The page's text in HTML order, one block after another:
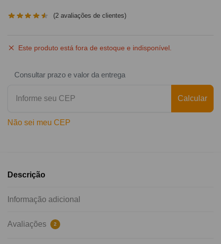
(2 avaliações de clientes)
Este produto está fora de estoque e indisponível.
Consultar prazo e valor da entrega
Calcular
Não sei meu CEP
Descrição
Informação adicional
Avaliações 2